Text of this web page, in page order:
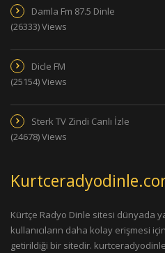
Damla Fm 87.5 Dinle
(26333) Views
Dicle FM
(25154) Views
Sterk TV Zindi Canlı İzle
(24678) Views
Kürtçe Radyo Dinle sitesi dünyada
kullanıcıların daha kolay erişmesi
getirildiği bir sitedir.